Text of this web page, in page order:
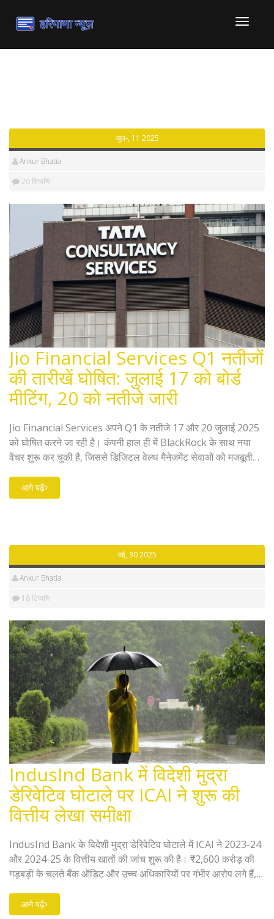
टॉगल
संचालित
जुल॰, 11 2025
Ankur Bhatia
20 टिप्पणि
Jio Financial Services Q1 नतीजों
की तारीखें घोषित: जुलाई 17 को बोर्ड
मीटिंग, 20 को नतीजे जारी
Jio Financial Services अपने Q1 के नतीजे 17 और 20 जुलाई 2025
को घोषित करने जा रही है। कंपनी हाल ही में BlackRock के साथ नया
वेंचर शुरू कर चुकी है, जिससे डिजिटल वेल्थ मैनेजमेंट सेवाओं को मजबूती
तौर पर नजर रखेंगे।
आगे पढ़ें
मई, 30 2025
Ankur Bhatia
18 टिप्पणि
IndusInd Bank में विदेशी मुद्रा
डेरिवेटिव घोटाले पर ICAI ने शुरू की
वित्तीय लेखा समीक्षा
IndusInd Bank के विदेशी मुद्रा डेरिवेटिव घोटाले में ICAI ने 2023-24
और 2024-25 के वित्तीय खातों की जांच शुरू की है। ₹2,600 करोड़ की
गड़बड़ी के चलते बैंक ऑडिट और उच्च अधिकारियों पर गंभीर आरोप लगे हैं,
आगे पढ़ें